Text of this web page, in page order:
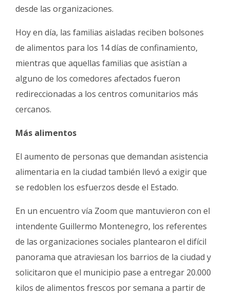
desde las organizaciones.
Hoy en día, las familias aisladas reciben bolsones
de alimentos para los 14 días de confinamiento,
mientras que aquellas familias que asistían a
alguno de los comedores afectados fueron
redireccionadas a los centros comunitarios más
cercanos.
Más alimentos
El aumento de personas que demandan asistencia
alimentaria en la ciudad también llevó a exigir que
se redoblen los esfuerzos desde el Estado.
En un encuentro vía Zoom que mantuvieron con el
intendente Guillermo Montenegro, los referentes
de las organizaciones sociales plantearon el difícil
panorama que atraviesan los barrios de la ciudad y
solicitaron que el municipio pase a entregar 20.000
kilos de alimentos frescos por semana a partir de